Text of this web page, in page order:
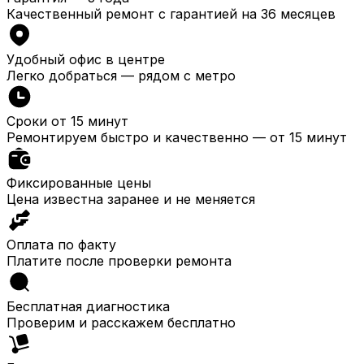
Качественный ремонт с гарантией на 36 месяцев
Удобный офис в центре
Легко добраться — рядом с метро
Сроки от 15 минут
Ремонтируем быстро и качественно — от 15 минут
Фиксированные цены
Цена известна заранее и не меняется
Оплата по факту
Платите после проверки ремонта
Бесплатная диагностика
Проверим и расскажем бесплатно